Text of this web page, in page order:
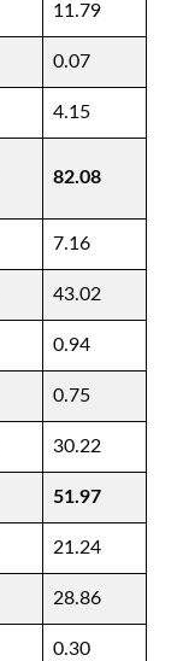
11.79
0.07
4.15
82.08
7.16
43.02
0.94
0.75
30.22
51.97
21.24
28.86
0.30